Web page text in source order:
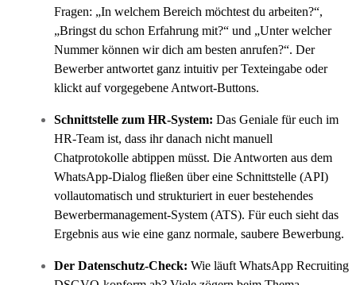
Fragen: „In welchem Bereich möchtest du arbeiten?“,
„Bringst du schon Erfahrung mit?“ und „Unter welcher
Nummer können wir dich am besten anrufen?“. Der
Bewerber antwortet ganz intuitiv per Texteingabe oder
klickt auf vorgegebene Antwort-Buttons.
Schnittstelle zum HR-System: Das Geniale für euch im
HR-Team ist, dass ihr danach nicht manuell
Chatprotokolle abtippen müsst. Die Antworten aus dem
WhatsApp-Dialog fließen über eine Schnittstelle (API)
vollautomatisch und strukturiert in euer bestehendes
Bewerbermanagement-System (ATS). Für euch sieht das
Ergebnis aus wie eine ganz normale, saubere Bewerbung.
Der Datenschutz-Check: Wie läuft WhatsApp Recruiting